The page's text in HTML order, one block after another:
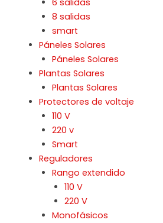
6 salidas
8 salidas
smart
Páneles Solares
Páneles Solares
Plantas Solares
Plantas Solares
Protectores de voltaje
110 V
220 v
Smart
Reguladores
Rango extendido
110 V
220 V
Monofásicos